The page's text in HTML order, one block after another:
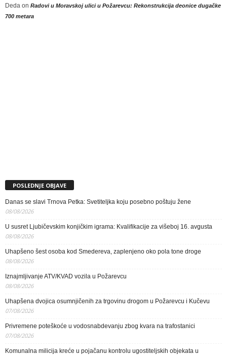
Deda on Radovi u Moravskoj ulici u Požarevcu: Rekonstrukcija deonice dugačke
700 metara
POSLEDNJE OBJAVE
Danas se slavi Trnova Petka: Svetiteljka koju posebno poštuju žene
08/08/2026
U susret Ljubičevskim konjičkim igrama: Kvalifikacije za višeboj 16. avgusta
08/08/2026
Uhapšeno šest osoba kod Smedereva, zaplenjeno oko pola tone droge
08/08/2026
Iznajmljivanje ATV/KVAD vozila u Požarevcu
08/08/2026
Uhapšena dvojica osumnjičenih za trgovinu drogom u Požarevcu i Kučevu
07/08/2026
Privremene poteškoće u vodosnabdevanju zbog kvara na trafostanici
07/08/2026
Komunalna milicija kreće u pojačanu kontrolu ugostiteljskih objekata u